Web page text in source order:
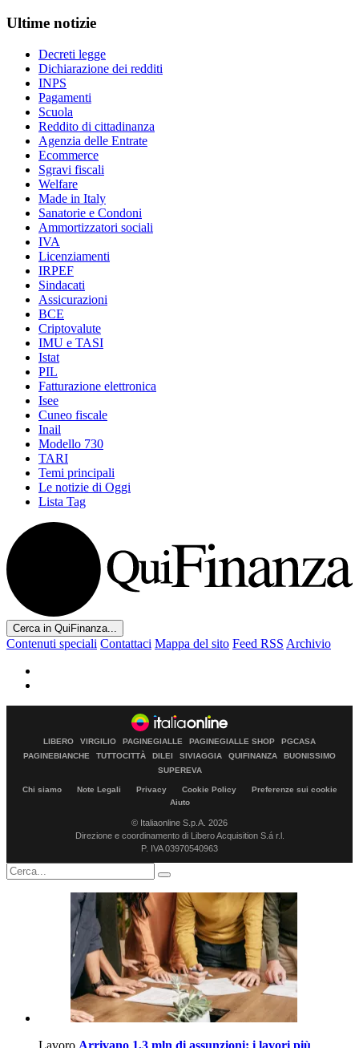
Ultime notizie
Decreti legge
Dichiarazione dei redditi
INPS
Pagamenti
Scuola
Reddito di cittadinanza
Agenzia delle Entrate
Ecommerce
Sgravi fiscali
Welfare
Made in Italy
Sanatorie e Condoni
Ammortizzatori sociali
IVA
Licenziamenti
IRPEF
Sindacati
Assicurazioni
BCE
Criptovalute
IMU e TASI
Istat
PIL
Fatturazione elettronica
Isee
Cuneo fiscale
Inail
Modello 730
TARI
Temi principali
Le notizie di Oggi
Lista Tag
Cerca in QuiFinanza...
Contenuti speciali Contattaci Mappa del sito Feed RSS Archivio
LIBERO VIRGILIO PAGINEGIALLE PAGINEGIALLE SHOP
PGCASA
PAGINEBIANCHE
TUTTOCITTÀ DILEI SIVIAGGIA QUIFINANZA
BUONISSIMO
SUPEREVA
Chi siamo Note Legali Privacy Cookie Policy
Preferenze sui cookie
Aiuto
© Italiaonline S.p.A. 2026
Direzione e coordinamento di Libero Acquisition S.á r.l.
P. IVA 03970540963
Lavoro Arrivano 1,3 mln di assunzioni: i lavori più